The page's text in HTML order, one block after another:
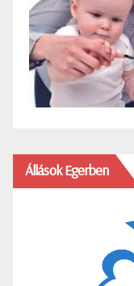
Állások Egerben